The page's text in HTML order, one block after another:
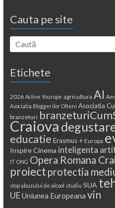
Cauta pe site
Etichete
2026 Active Yourope agricultura AI
Asociatia Bloggerilor Olteni Asociatia
branzeturi
Craiova
educatie Erasmus + Europa
Inspire Cinema inteligenta
IT ONG Opera Romana
proiect protectia
stop abuzului de alcool studiu SUA
UEUniunea Europeana vin